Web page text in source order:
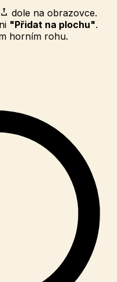
dole na obrazovce.
"Přidat na plochu".
horním rohu.